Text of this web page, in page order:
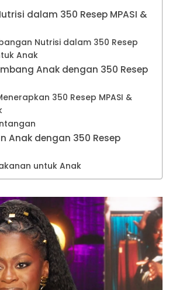
dalam 350 Resep MPASI &
Nutrisi dalam 350 Resep
Anak
Anak dengan 350 Resep
350 Resep MPASI &
Anak dengan 350 Resep
untuk Anak